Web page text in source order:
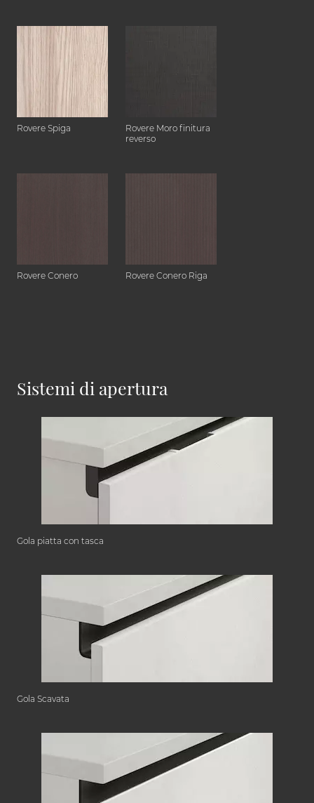
Rovere Spiga
Rovere Moro finitura
reverso
Rovere Conero Rovere Conero Riga
Sistemi di apertura
Gola piatta con tasca
Gola Scavata